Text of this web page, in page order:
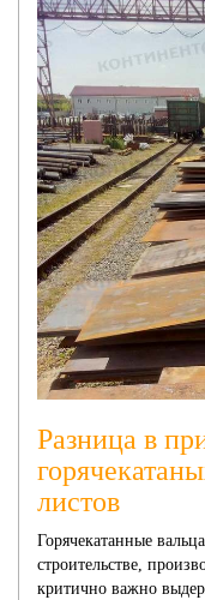
Разница в
листов
Горячекатанные
строительстве,
критично важно